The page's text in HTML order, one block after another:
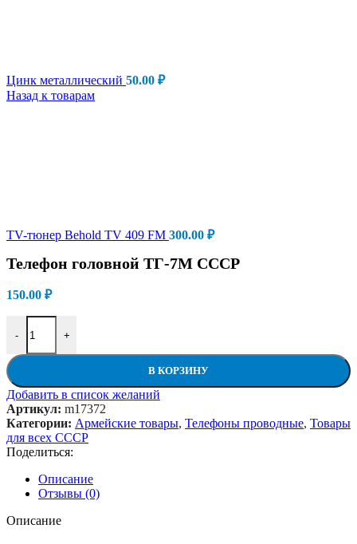
Цинк металлический 50.00 ₽
Назад к товарам
TV-тюнер Behold TV 409 FM 300.00 ₽
Телефон головной ТГ-7М СССР
150.00 ₽
-
Количество товара Телефон головной ТГ-7М СССР
+
В КОРЗИНУ
Добавить в список желаний
Артикул: m17372
Категории: Армейские товары, Телефоны проводные, Товары
для всех СССР
Поделиться:
Описание
Отзывы (0)
Описание